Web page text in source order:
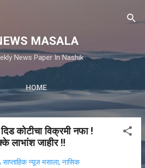
MASALA
News Paper In Nashik
HOME
कोटीचा विक्रमी नफा !
लाभांश जाहीर !!
न्यूज मसाला, नासिक